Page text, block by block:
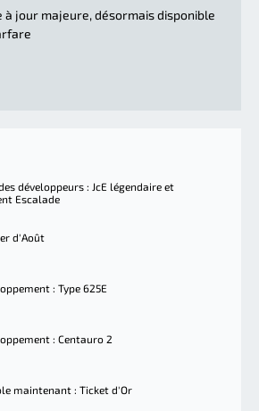
à jour majeure, désormais disponible
développeurs : JcE légendaire et
Escalade
d'Août
: Type 625E
: Centauro 2
maintenant : Ticket d'Or